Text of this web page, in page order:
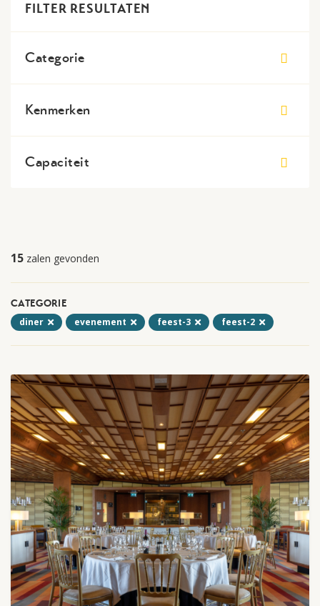
FILTER RESULTATEN
Categorie
Kenmerken
Capaciteit
15 zalen gevonden
CATEGORIE
diner
evenement feest-3 feest-2